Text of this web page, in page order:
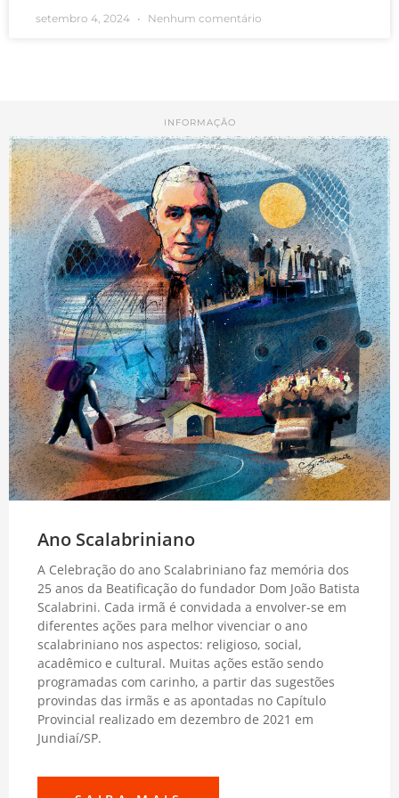
setembro 4, 2024 Nenhum comentário
INFORMAÇÃO
Ano Scalabriniano
A Celebração do ano Scalabriniano faz memória dos
25 anos da Beatificação do fundador Dom João Batista
Scalabrini. Cada irmã é convidada a envolver-se em
diferentes ações para melhor vivenciar o ano
scalabriniano nos aspectos: religioso, social,
acadêmico e cultural. Muitas ações estão sendo
programadas com carinho, a partir das sugestões
provindas das irmãs e as apontadas no Capítulo
Provincial realizado em dezembro de 2021 em
Jundiaí/SP.